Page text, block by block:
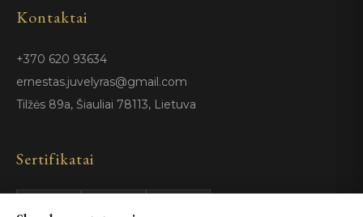
Kontaktai
+370 620 93634
ernestas.juvelyras@gmail.com
Tilžės 89a, Šiauliai 78113, Lietuva
Sertifikatai